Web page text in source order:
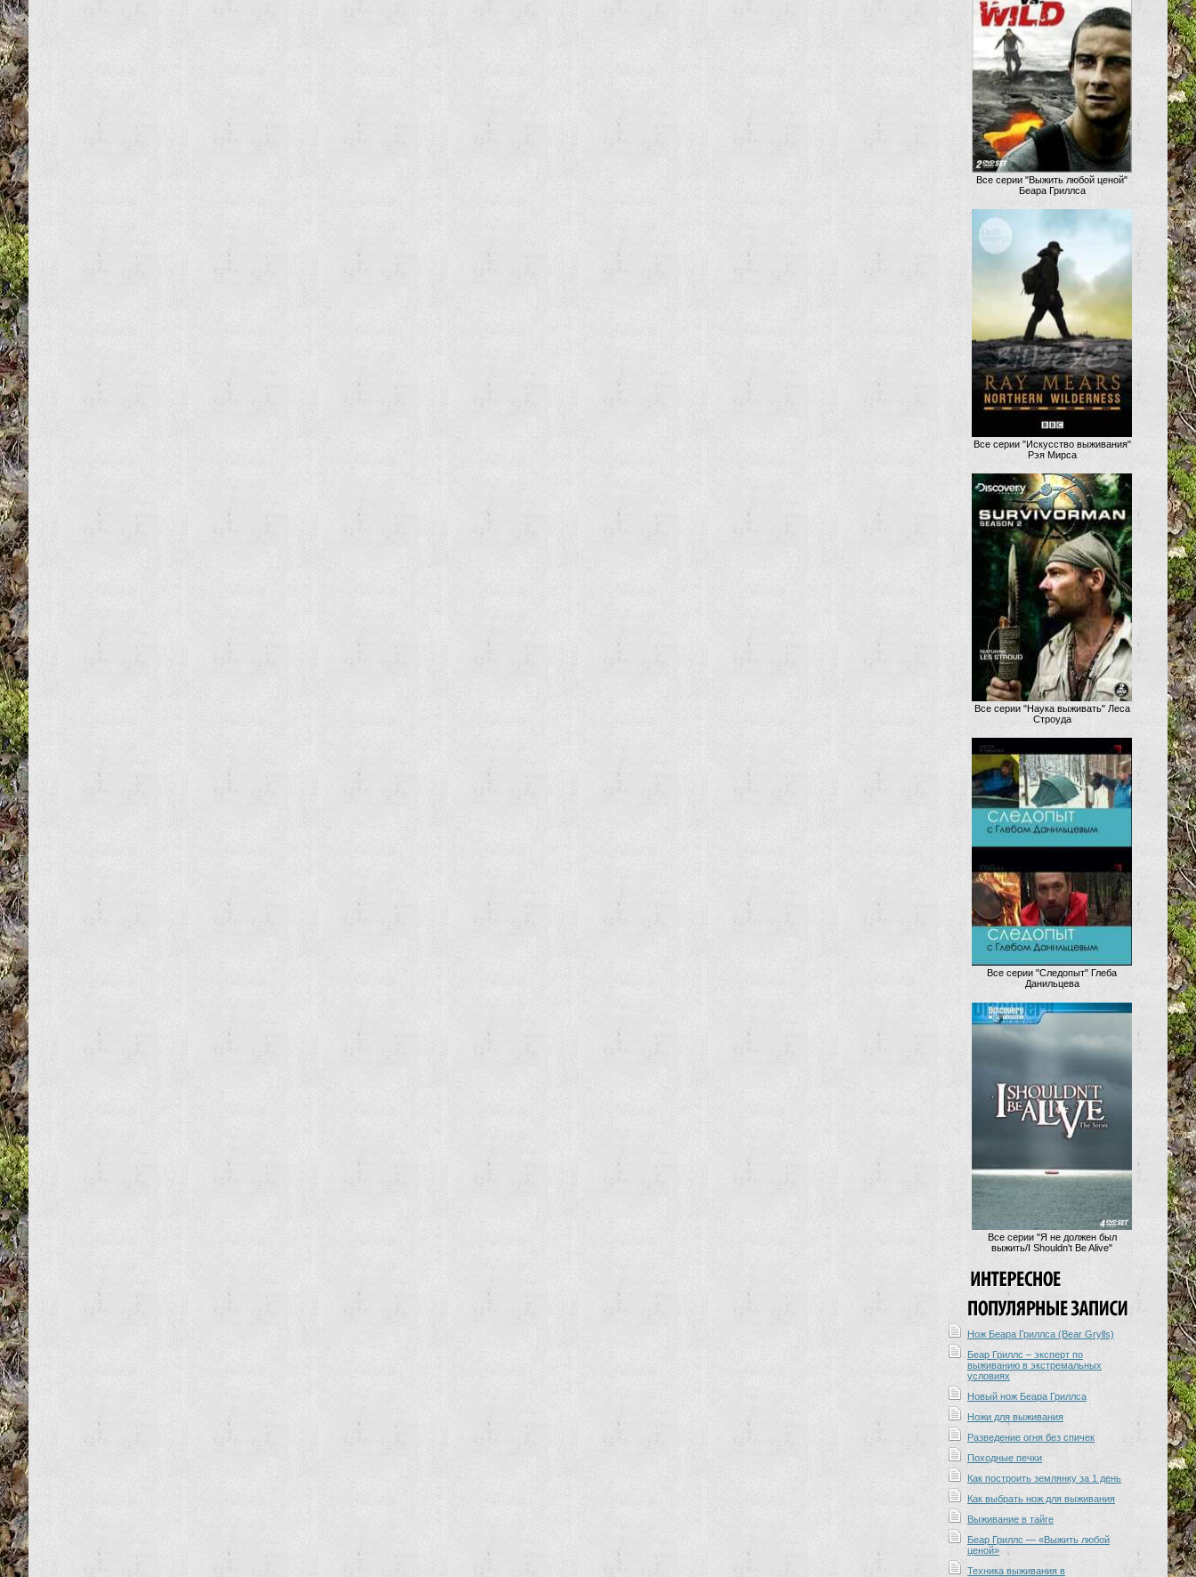
Все серии "Выжить любой ценой"
Беара Гриллса
Все серии "Искусство выживания"
Рэя Мирса
Все серии "Наука выживать" Леса
Строуда
Все серии "Следопыт" Глеба
Данильцева
Все серии "Я не должен был
выжить/I Shouldn't Be Alive"
Нож Беара Гриллса (Bear Grylls)
Беар Гриллс – эксперт по
выживанию в экстремальных
условиях
Новый нож Беара Гриллса
Ножи для выживания
Разведение огня без спичек
Походные печки
Как построить землянку за 1 день
Как выбрать нож для выживания
Выживание в тайге
Беар Гриллс — «Выжить любой
ценой»
Техника выживания в